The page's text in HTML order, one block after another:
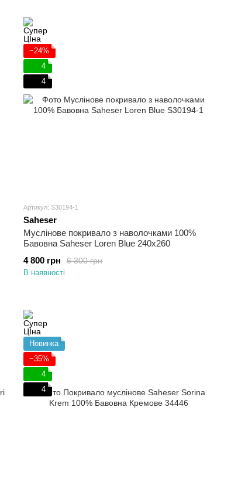
−24%
4
4
Артикул: S30194-1
Saheser
Муслінове покривало з наволочками 100%
Бавовна Saheser Loren Blue 240х260
6 300 грн
4 800 грн
В наявності
Новинка
−35%
4
4